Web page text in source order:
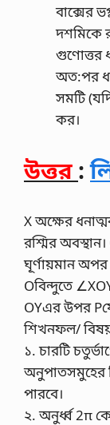
বাক্সের
দশমিকে
গুণােত্তর
অত:পর
সমটি
কর।
উত্তর :
X অক্ষের
রশ্মির
ঘূর্ণায়মান
Oবিন্দুতে
OYএর উপর
শিখনফল/
১. চারটি
অনুপাতসমুহের
পারবে।
২. অনুর্ধ্ব 2π